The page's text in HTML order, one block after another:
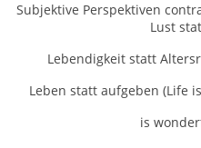
Subjektive Perspektiven
Lust
Lebendigkeit statt
Leben statt aufgeben (Life
is